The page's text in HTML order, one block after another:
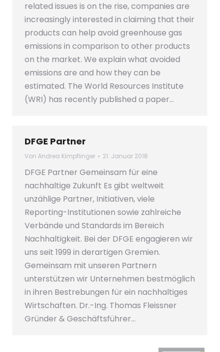
related issues is on the rise, companies are
increasingly interested in claiming that their
products can help avoid greenhouse gas
emissions in comparison to other products
on the market. We explain what avoided
emissions are and how they can be
estimated. The World Resources Institute
(WRI) has recently published a paper…
DFGE Partner
Von Andrea Kimpflinger 21. Januar 2018
DFGE Partner Gemeinsam für eine
nachhaltige Zukunft Es gibt weltweit
unzählige Partner, Initiativen, viele
Reporting-Institutionen sowie zahlreiche
Verbände und Standards im Bereich
Nachhaltigkeit. Bei der DFGE engagieren wir
uns seit 1999 in derartigen Gremien.
Gemeinsam mit unseren Partnern
unterstützen wir Unternehmen bestmöglich
in ihren Bestrebungen für ein nachhaltiges
Wirtschaften. Dr.-Ing. Thomas Fleissner
Gründer & Geschäftsführer…